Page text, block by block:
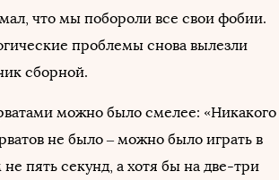
что мы побороли все свои фобии.
проблемы снова вылезли
сборной.
можно было смелее: «Никакого
не было – можно было играть в
пять секунд, а хотя бы на две-три